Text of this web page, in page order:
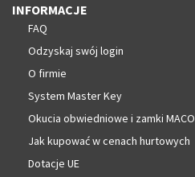
INFORMACJE
FAQ
Odzyskaj swój login
O firmie
System Master Key
Okucia obwiedniowe i zamki MACO
Jak kupować w cenach hurtowych
Dotacje UE